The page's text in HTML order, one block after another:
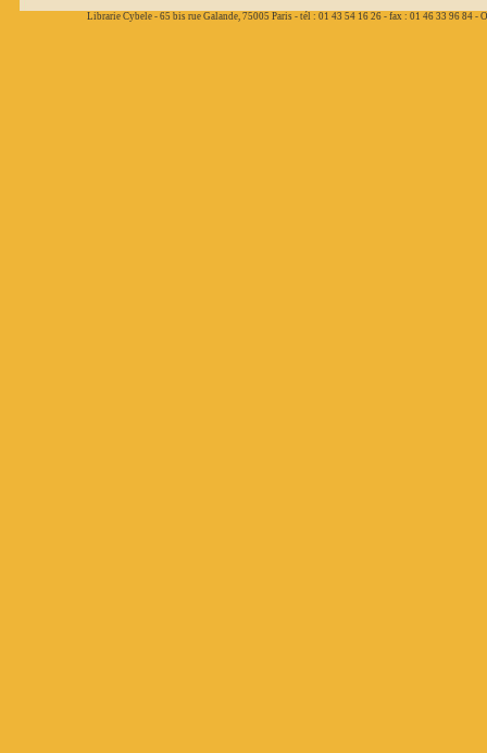
Librarie Cybele - 65 bis rue Galande, 75005 Paris - tél : 01 43 54 16 26 - fax : 01 46 33 96 84